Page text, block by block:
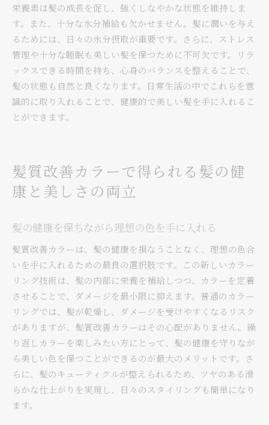
栄養素は髪の成長を促し、強くしなやかな状態を維持しま
す。また、十分な水分補給も欠かせません。髪に潤いを与え
るためには、日々の水分摂取が重要です。さらに、ストレス
管理や十分な睡眠も美しい髪を保つために不可欠です。リラ
ックスできる時間を持ち、心身のバランスを整えることで、
髪の状態も自然と良くなります。日常生活の中でこれらを意
識的に取り入れることで、健康的で美しい髪を手に入れるこ
とができます。
髪質改善カラーで得られる髪の健
康と美しさの両立
髪の健康を保ちながら理想の色を手に入れる
髪質改善カラーは、髪の健康を損なうことなく、理想の色合
いを手に入れるための最良の選択肢です。この新しいカラー
リング技術は、髪の内部に栄養を補給しつつ、カラーを定着
させることで、ダメージを最小限に抑えます。普通のカラー
リングでは、髪が乾燥し、ダメージを受けやすくなるリスク
がありますが、髪質改善カラーはその心配がありません。繰
り返しカラーを楽しみたい方にとって、髪の健康を守りなが
ら美しい色を保つことができるのが最大のメリットです。さ
らに、髪のキューティクルが整えられるため、ツヤのある滑
らかな仕上がりを実現し、日々のスタイリングも簡単になり
ます。